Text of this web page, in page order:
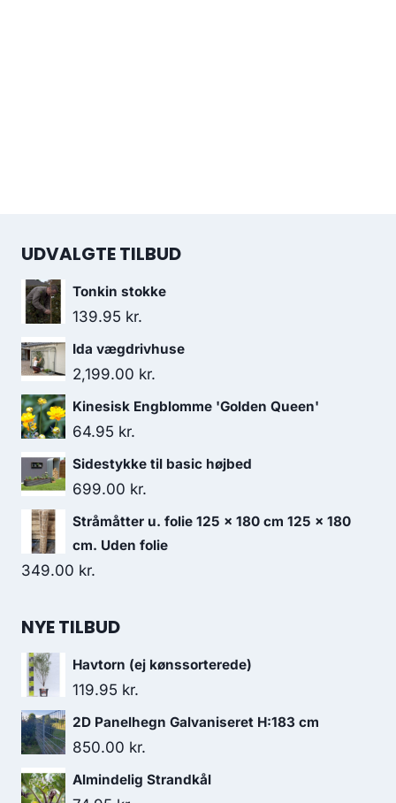
UDVALGTE TILBUD
Tonkin stokke
139.95 kr.
Ida vægdrivhuse
2,199.00 kr.
Kinesisk Engblomme 'Golden Queen'
64.95 kr.
Sidestykke til basic højbed
699.00 kr.
Stråmåtter u. folie 125 x 180 cm 125 x 180
cm. Uden folie
349.00 kr.
NYE TILBUD
Havtorn (ej kønssorterede)
119.95 kr.
2D Panelhegn Galvaniseret H:183 cm
850.00 kr.
Almindelig Strandkål